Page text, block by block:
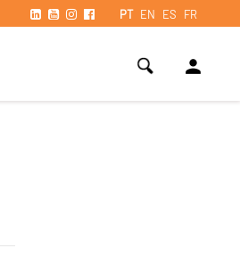
PT EN ES FR
person